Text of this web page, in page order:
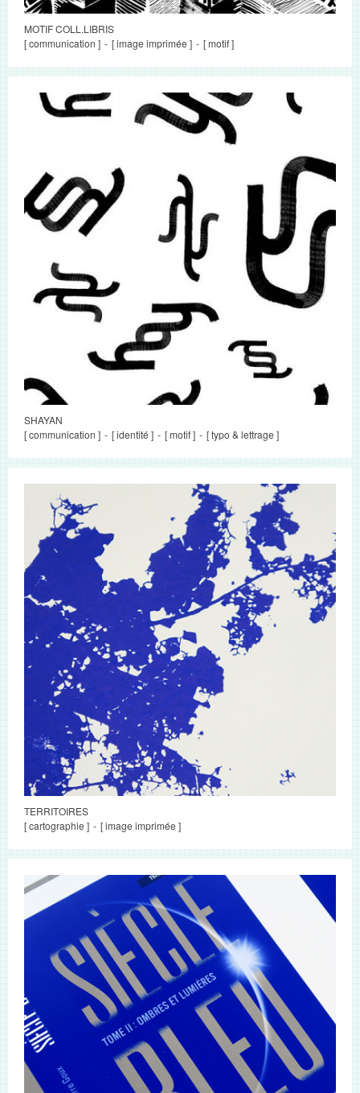
MOTIF COLL.LIBRIS
[ communication ]
[ image imprimée ] [ motif ]
SHAYAN
[ communication ]
[ identité ] [ motif ] [ typo & lettrage ]
TERRITOIRES
[ cartographie ]
[ image imprimée ]